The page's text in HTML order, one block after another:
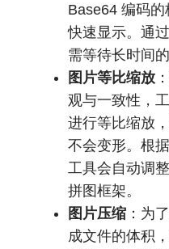
Base64 编码
快速显示。通
需等待长时间
图片等比缩放
观与一致性，
进行等比缩放
不会变形。根
工具会自动调
拼图框架。
图片压缩 ：为
成文件的体积